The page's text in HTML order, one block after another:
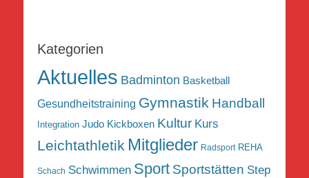
Kategorien
Aktuelles Badminton Basketball
Gesundheitstraining Gymnastik Handball
Integration Judo Kickboxen Kultur Kurs
Leichtathletik Mitglieder Radsport REHA
Schach Schwimmen Sport Sportstätten Step